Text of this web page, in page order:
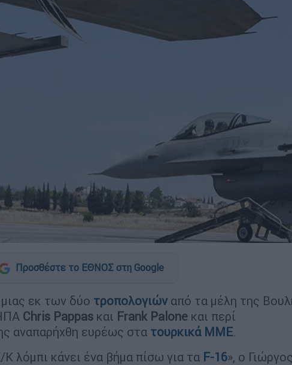
Προσθέστε το ΕΘΝΟΣ στη Google
εκ των δύο τροπολογιώναπό τα μέλη της
Chris Pappas και Frank Palone και περί
αναπαρήχθη ευρέως στα τουρκικά ΜΜΕ.
λόμπι κάνει ένα βήμα πίσω για τα F-16», ο Γιώργος